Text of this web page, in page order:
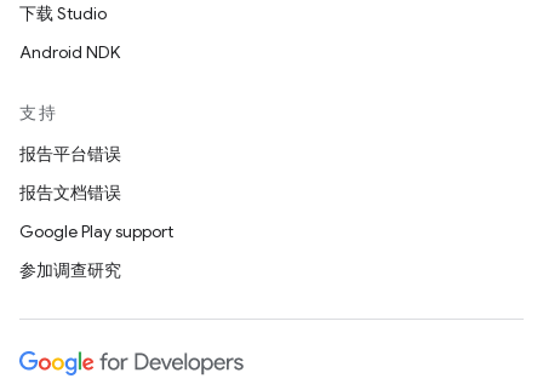
下载 Studio
Android NDK
支持
报告平台错误
报告文档错误
Google Play support
参加调查研究